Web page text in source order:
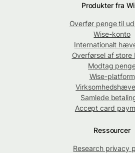
Produkter fra
Overfør penge til
Wise-konto
Internationalt
Overførsel af store
Modtag
Wise-platform
Samlede
Accept card
Ressourcer
Research privacy